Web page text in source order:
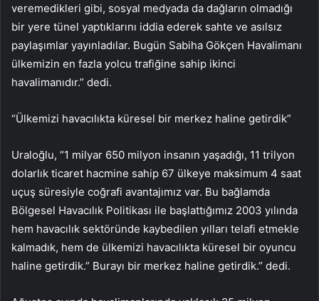
veremedikleri gibi, sosyal medyada da dağların olmadığı
bir yere tünel yaptıklarını iddia ederek sahte ve asılsız
paylaşımlar yayınladılar. Bugün Sabiha Gökçen Havalimanı
ülkemizin en fazla yolcu trafiğine sahip ikinci
havalimanıdır.” dedi.
“Ülkemizi havacılıkta küresel bir merkez haline getirdik”
Uraloğlu, “1 milyar 650 milyon insanın yaşadığı, 11 trilyon
dolarlık ticaret hacmine sahip 67 ülkeye maksimum 4 saat
uçuş süresiyle coğrafi avantajımız var. Bu bağlamda
Bölgesel Havacılık Politikası ile başlattığımız 2003 yılında
hem havacılık sektöründe kaybedilen yılları telafi etmekle
kalmadık, hem de ülkemizi havacılıkta küresel bir oyuncu
haline getirdik.” Burayı bir merkez haline getirdik.” dedi.